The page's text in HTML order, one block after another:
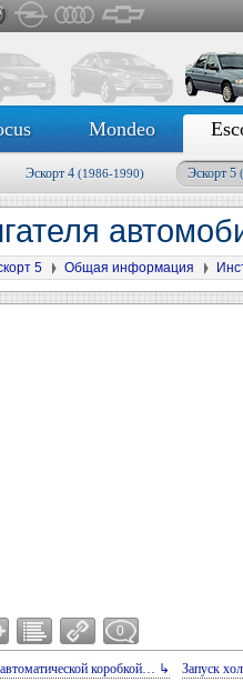
Mondeo
Эскорт 4 (1986-1990) Эскорт 5
5 Общая информация
0
коробкой… ↳
Запуск